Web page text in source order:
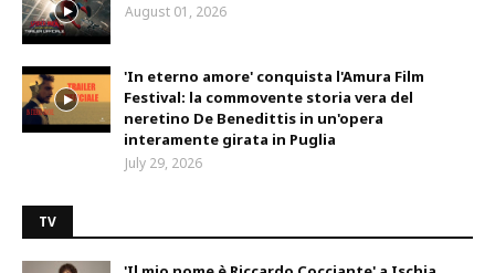
August 01, 2026
'In eterno amore' conquista l'Amura Film
Festival: la commovente storia vera del
neretino De Benedittis in un'opera
interamente girata in Puglia
July 29, 2026
TV